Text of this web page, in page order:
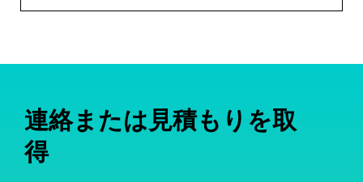
連絡または見積もりを取
得